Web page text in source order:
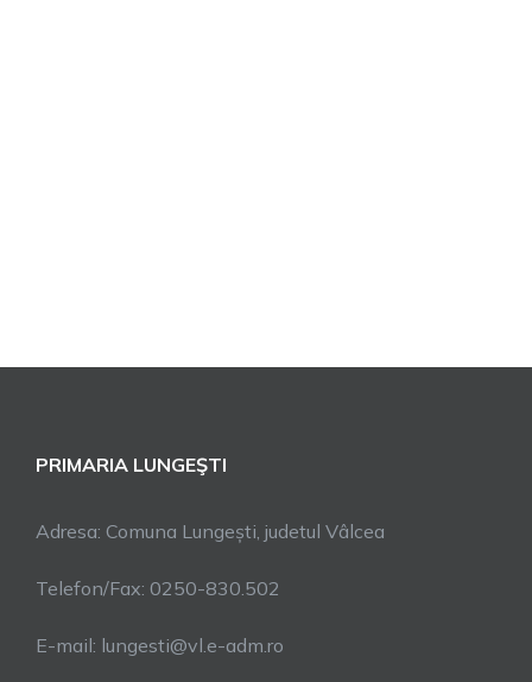
PRIMARIA LUNGEŞTI
Adresa: Comuna Lungești, judetul Vâlcea
Telefon/Fax: 0250-830.502
E-mail: lungesti@vl.e-adm.ro